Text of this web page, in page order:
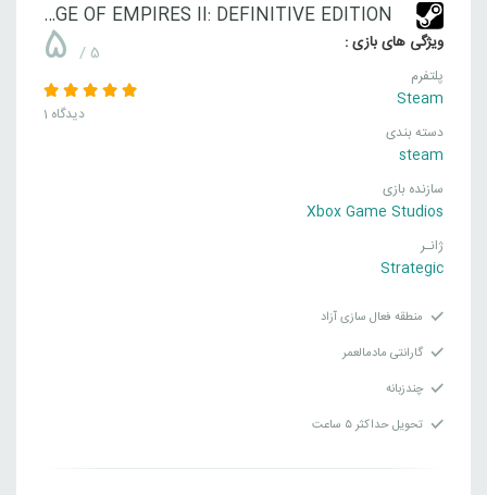
AGE OF EMPIRES II: DEFINITIVE EDITION
ویژگی های بازی :
پلتفرم
Steam
دسته بندی
steam
سازنده بازی
Xbox Game Studios
ژانـر
Strategic
5 / 5
1 دیدگاه
منطقه فعال سازی آزاد
گارانتی مادمالعمر
چندزبانه
تحویل حداکثر ۵ ساعت